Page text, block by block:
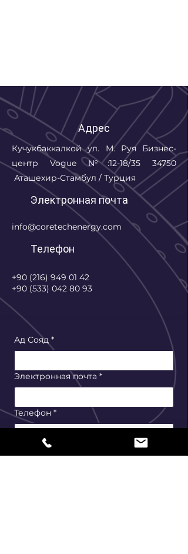
Адрес
Кучукбаккалкой ул. М. Руя Бизнес-
центр Vogue№:12-18/35 34750
Аташехир-Стамбул / Турция
Электронная почта
info@coretechenergy.com
Телефон
+90 (216) 949 01 42
+90 (533) 042 80 93
Ад Сояд *
Электронная почта *
Телефон *
*